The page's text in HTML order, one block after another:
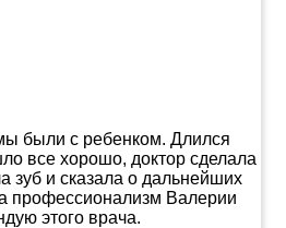
были с ребенком. Длился
все хорошо, доктор сделала
зуб и сказала о дальнейших
профессионализм Валерии
этого врача.